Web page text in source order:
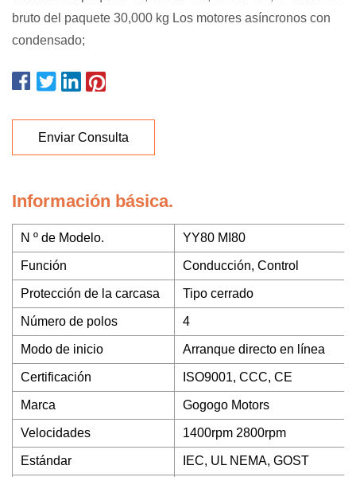
bruto del paquete 30,000 kg Los motores asíncronos con
condensado;
Enviar Consulta
Información básica.
N º de Modelo. YY80 MI80
Función Conducción, Control
Protección de la carcasa Tipo cerrado
Número de polos 4
Modo de inicio Arranque directo en línea
Certificación ISO9001, CCC, CE
Marca Gogogo Motors
Velocidades 1400rpm 2800rpm
Estándar IEC, UL NEMA, GOST